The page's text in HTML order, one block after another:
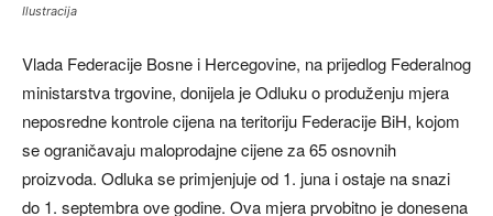
Ilustracija
Vlada Federacije Bosne i Hercegovine, na prijedlog Federalnog
ministarstva trgovine, donijela je Odluku o produženju mjera
neposredne kontrole cijena na teritoriju Federacije BiH, kojom
se ograničavaju maloprodajne cijene za 65 osnovnih
proizvoda. Odluka se primjenjuje od 1. juna i ostaje na snazi
do 1. septembra ove godine. Ova mjera prvobitno je donesena